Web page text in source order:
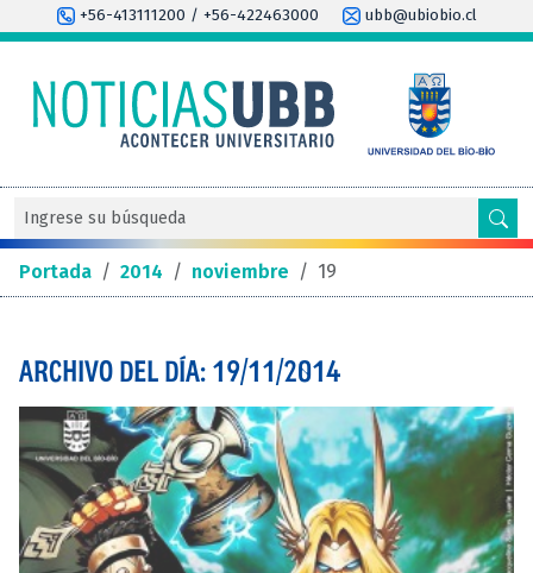
+56-413111200 / +56-422463000 ubb@ubiobio.cl
Portada / 2014 / noviembre / 19
ARCHIVO DEL DÍA: 19/11/2014